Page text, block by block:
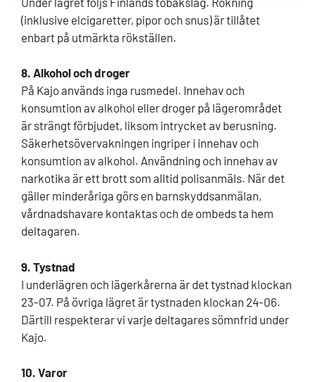
(inklusive elcigaretter, pipor och snus) är tillåtet
enbart på utmärkta rökställen.
8. Alkohol och droger
På Kajo används inga rusmedel. Innehav och
konsumtion av alkohol eller droger på lägerområdet
är strängt förbjudet, liksom intrycket av berusning.
Säkerhetsövervakningen ingriper i innehav och
konsumtion av alkohol. Användning och innehav av
narkotika är ett brott som alltid polisanmäls. När det
gäller minderåriga görs en barnskyddsanmälan,
vårdnadshavare kontaktas och de ombeds ta hem
deltagaren.
9. Tystnad
I underlägren och lägerkårerna är det tystnad klockan
23-07. På övriga lägret är tystnaden klockan 24-06.
Därtill respekterar vi varje deltagares sömnfrid under
Kajo.
10. Varor